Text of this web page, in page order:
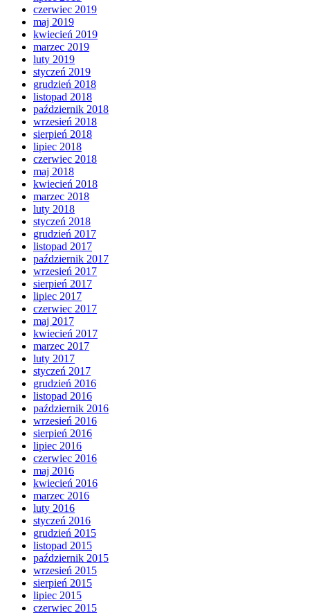
czerwiec 2019
maj 2019
kwiecień 2019
marzec 2019
luty 2019
styczeń 2019
grudzień 2018
listopad 2018
październik 2018
wrzesień 2018
sierpień 2018
lipiec 2018
czerwiec 2018
maj 2018
kwiecień 2018
marzec 2018
luty 2018
styczeń 2018
grudzień 2017
listopad 2017
październik 2017
wrzesień 2017
sierpień 2017
lipiec 2017
czerwiec 2017
maj 2017
kwiecień 2017
marzec 2017
luty 2017
styczeń 2017
grudzień 2016
listopad 2016
październik 2016
wrzesień 2016
sierpień 2016
lipiec 2016
czerwiec 2016
maj 2016
kwiecień 2016
marzec 2016
luty 2016
styczeń 2016
grudzień 2015
listopad 2015
październik 2015
wrzesień 2015
sierpień 2015
lipiec 2015
czerwiec 2015